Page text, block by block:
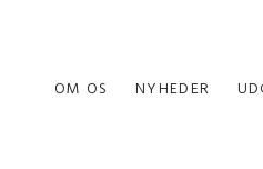
OM OS NYHEDER